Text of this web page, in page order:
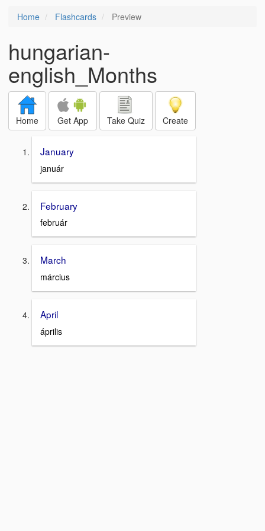
Home Flashcards Preview
hungarian-
english_Months
Home Get App Take Quiz Create
January
január
February
február
March
március
April
április